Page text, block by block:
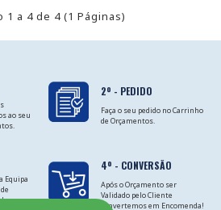
1 a 4 de 4 (1 Páginas)
ao seu
2º - PEDIDO
Faça o seu pedido no Carrinho
de Orçamentos.
Equipa
com
4º - CONVERSÃO
Após o Orçamento ser
Validado pelo Cliente
convertemos em Encomenda!